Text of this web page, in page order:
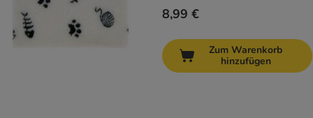
8,99 €
Zum Warenkorb
hinzufügen